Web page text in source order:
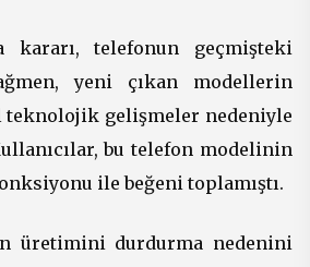
kararı, telefonun geçmişteki
yeni çıkan modellerin
teknolojik gelişmeler nedeniyle
bu telefon modelinin
ile beğeni toplamıştı.
üretimini durdurma nedenini